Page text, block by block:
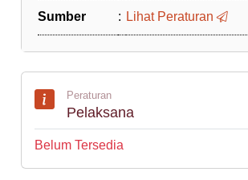
Sumber : Lihat Peraturan
Peraturan
Pelaksana
Belum Tersedia